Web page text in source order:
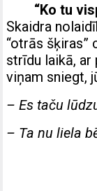
“Ko tu
Skaidra
“otrās šķiras”
strīdu laikā, ar
viņam sniegt,
– Es taču
– Ta nu liela